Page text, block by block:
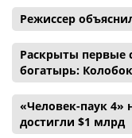
Режиссер
Раскрыты первые
богатырь:
«Человек-паук 4»
достигли $1 млрд